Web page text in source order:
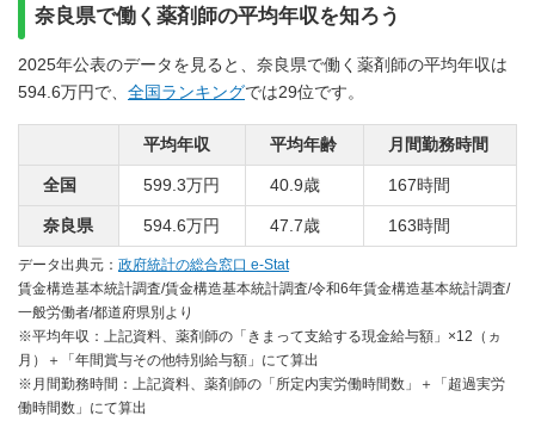
奈良県で働く薬剤師の平均年収を知ろう
2025年公表のデータを見ると、奈良県で働く薬剤師の平均年収は
594.6万円で、 全国ランキングでは29位です。
平均年収 平均年齢 月間勤務時間
全国 599.3万円 40.9歳 167時間
奈良県 594.6万円 47.7歳 163時間
データ出典元： 政府統計の総合窓口 e-Stat
賃金構造基本統計調査/賃金構造基本統計調査/令和6年賃金構造基本統計調査/
一般労働者/都道府県別より
※平均年収：上記資料、薬剤師の「きまって支給する現金給与額」×12（ヵ
月）＋「年間賞与その他特別給与額」にて算出
※月間勤務時間：上記資料、薬剤師の「所定内実労働時間数」＋「超過実労
働時間数」にて算出